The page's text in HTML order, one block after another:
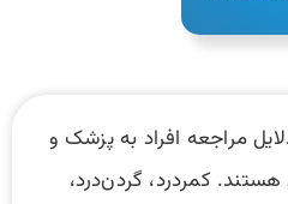
مراجعه افراد به پزشک و
کمردرد، گردن‌درد،